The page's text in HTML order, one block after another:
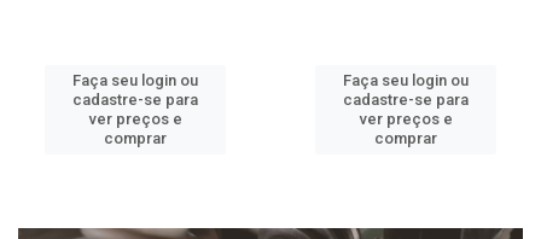
Faça seu login ou
cadastre-se para
ver preços e
comprar
Faça seu login ou
cadastre-se para
ver preços e
comprar